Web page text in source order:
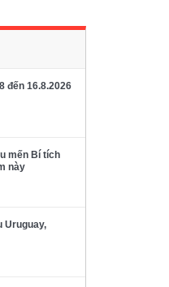
đến 16.8.2026
mến Bí tích
này
Uruguay,